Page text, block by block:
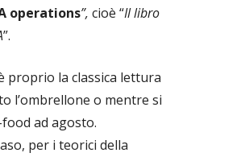
operations”, cioè “Il libro
”.
proprio la classica lettura
l’ombrellone o mentre si
ad agosto.
per i teorici della